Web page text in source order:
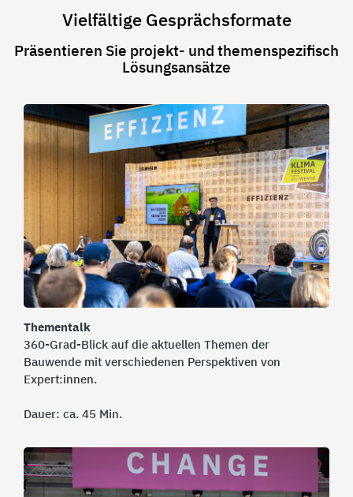
Vielfältige Gesprächsformate
Präsentieren Sie projekt- und themenspezifisch
Lösungsansätze
Thementalk
360-Grad-Blick auf die aktuellen Themen der
Bauwende mit verschiedenen Perspektiven von
Expert:innen.
Dauer: ca. 45 Min.